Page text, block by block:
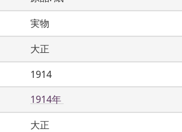
実物
大正
1914
1914年
大正